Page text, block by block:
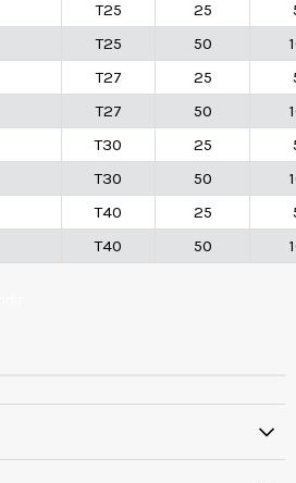
T25 25
T25 50
T27 25
T27 50
T30 25
T30 50
T40 25
T40 50